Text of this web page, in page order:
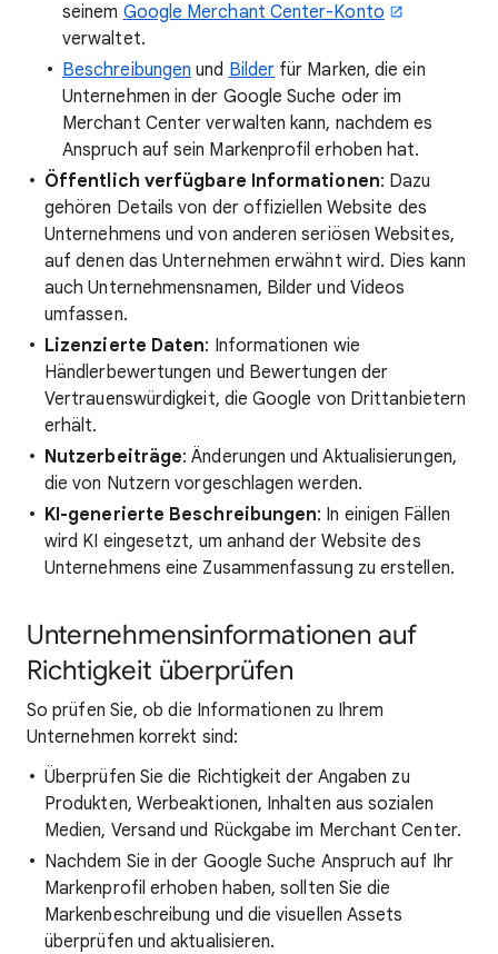
seinem Google Merchant Center-Konto
verwaltet.
Beschreibungen und Bilder für Marken, die ein
Unternehmen in der Google Suche oder im
Merchant Center verwalten kann, nachdem es
Anspruch auf sein Markenprofil erhoben hat.
Öffentlich verfügbare Informationen: Dazu
gehören Details von der offiziellen Website des
Unternehmens und von anderen seriösen Websites,
auf denen das Unternehmen erwähnt wird. Dies kann
auch Unternehmensnamen, Bilder und Videos
umfassen.
Lizenzierte Daten: Informationen wie
Händlerbewertungen und Bewertungen der
Vertrauenswürdigkeit, die Google von Drittanbietern
erhält.
Nutzerbeiträge: Änderungen und Aktualisierungen,
die von Nutzern vorgeschlagen werden.
KI-generierte Beschreibungen: In einigen Fällen
wird KI eingesetzt, um anhand der Website des
Unternehmens eine Zusammenfassung zu erstellen.
Unternehmensinformationen auf
Richtigkeit überprüfen
So prüfen Sie, ob die Informationen zu Ihrem
Unternehmen korrekt sind:
Überprüfen Sie die Richtigkeit der Angaben zu
Produkten, Werbeaktionen, Inhalten aus sozialen
Medien, Versand und Rückgabe im Merchant Center.
Nachdem Sie in der Google Suche Anspruch auf Ihr
Markenprofil erhoben haben, sollten Sie die
Markenbeschreibung und die visuellen Assets
überprüfen und aktualisieren.